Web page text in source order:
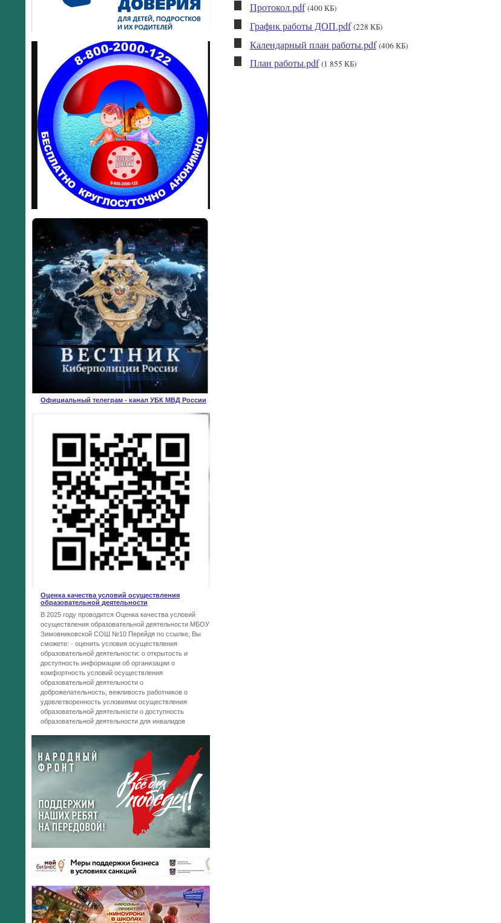
Официальный телеграм - канал УБК МВД России
Оценка качества условий осуществления
образовательной деятельности
В 2025 году проводится Оценка качества условий
осуществления образовательной деятельности МБОУ
Зимовниковской СОШ №10 Перейдя по ссылке, Вы
сможете: · оценить условия осуществления
образовательной деятельности: o открытость и
доступность информации об организации o
комфортность условий осуществления
образовательной деятельности o
доброжелательность, вежливость работников o
удовлетворенность условиями осуществления
образовательной деятельности o доступность
образовательной деятельности для инвалидов
Протокол.pdf (400 КБ)
График работы ДОП.pdf (228 КБ)
Календарный план работы.pdf (406 КБ)
План работы.pdf (1 855 КБ)